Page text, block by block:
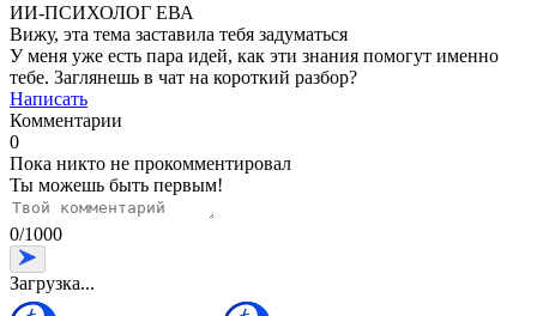
ИИ-ПСИХОЛОГ ЕВА
Вижу, эта тема заставила тебя задуматься
У меня уже есть пара идей, как эти знания помогут именно
тебе. Заглянешь в чат на короткий разбор?
Написать
Комментарии
0
Пока никто не прокомментировал
Ты можешь быть первым!
0/1000
Загрузка...